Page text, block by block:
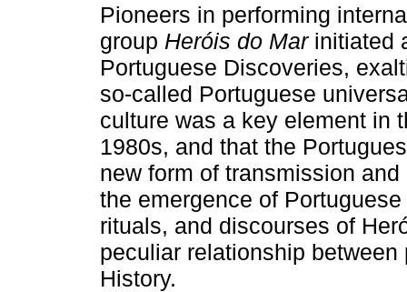
Pioneers in performing
group Heróis do Marinitiated
Portuguese Discoveries,
so-called Portuguese
culture was a key element in
1980s, and that the
new form of transmission
the emergence of
rituals, and discourses of
peculiar relationship
History.